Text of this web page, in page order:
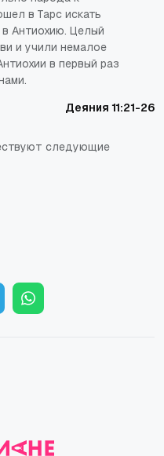
в Тарс искать
Антиохию. Целый
и учили немалое
в первый раз
Деяния 11:21-26
следующие